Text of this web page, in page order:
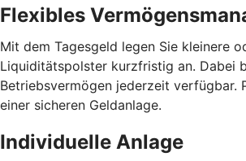
Flexibles
Mit dem Tagesgeld legen Sie kleinere
Liquiditätspolster kurzfristig an. Dabei
Betriebsvermögen jederzeit verfügbar.
einer sicheren Geldanlage.
Individuelle Anlage